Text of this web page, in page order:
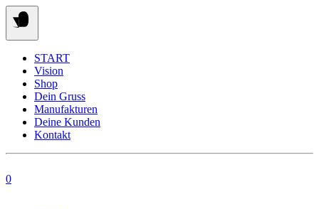
Springe
zum
Inhalt
START
Vision
Shop
Dein Gruss
Manufakturen
Deine Kunden
Kontakt
0